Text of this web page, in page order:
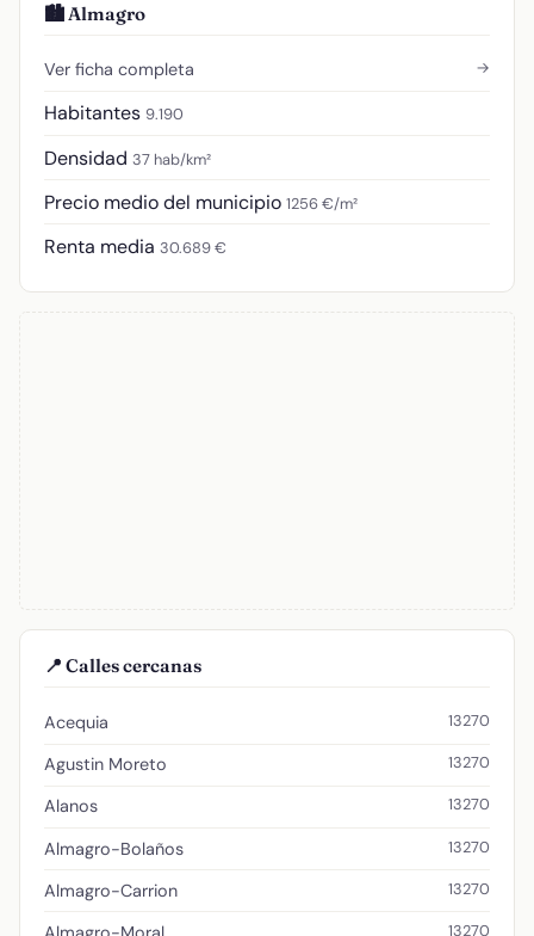
🏙️ Almagro
Ver ficha completa →
Habitantes 9.190
Densidad 37 hab/km²
Precio medio del municipio 1256 €/m²
Renta media 30.689 €
📍 Calles cercanas
Acequia 13270
Agustin Moreto 13270
Alanos 13270
Almagro-Bolaños 13270
Almagro-Carrion 13270
13270